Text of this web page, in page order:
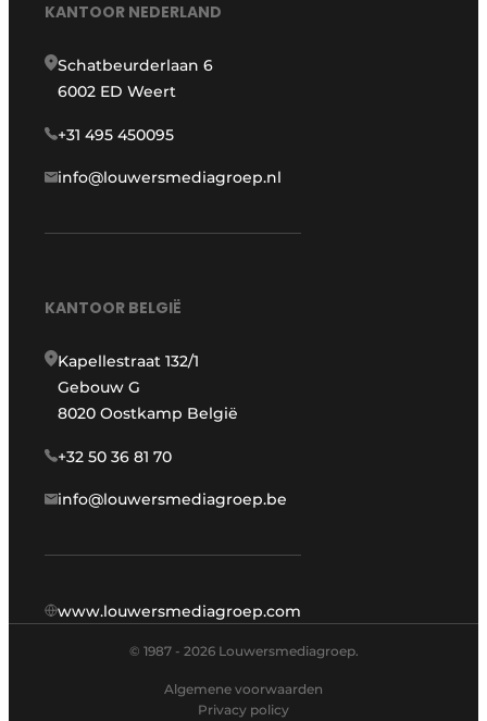
KANTOOR NEDERLAND
Schatbeurderlaan 6
6002 ED Weert
+31 495 450095
info@louwersmediagroep.nl
KANTOOR BELGIË
Kapellestraat 132/1
Gebouw G
8020 Oostkamp België
+32 50 36 81 70
info@louwersmediagroep.be
www.louwersmediagroep.com
© 1987 - 2026 Louwersmediagroep.
Algemene voorwaarden
Privacy policy